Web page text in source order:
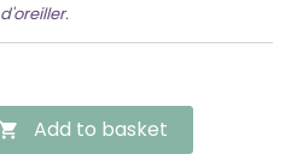
Add to basket